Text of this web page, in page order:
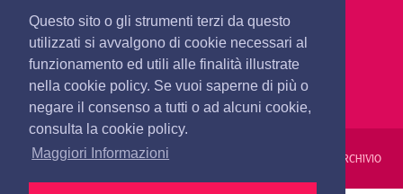
Questo sito o gli strumenti terzi da questo
utilizzati si avvalgono di cookie necessari al
funzionamento ed utili alle finalità illustrate
nella cookie policy. Se vuoi saperne di più o
negare il consenso a tutti o ad alcuni cookie,
consulta la cookie policy.
Maggiori Informazioni
redazione@olbianotizie.it
REDAZIONE PUBBLICITÀ PRIVACY E COOKIES ARCHIVIO